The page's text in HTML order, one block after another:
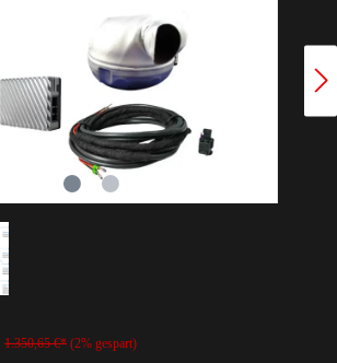
1.350,65 €* (2% gespart)